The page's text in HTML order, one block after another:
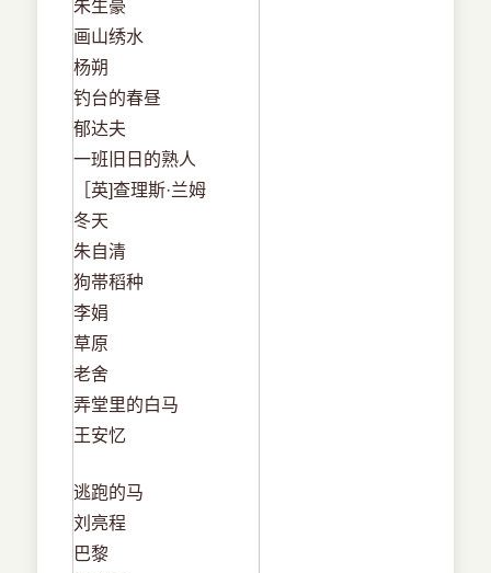
朱生豪
画山绣水
杨朔
钓台的春昼
郁达夫
一班旧日的熟人
［英]查理斯·兰姆
冬天
朱自清
狗帯稻种
李娟
草原
老舍
弄堂里的白马
王安忆
逃跑的马
刘亮程
巴黎